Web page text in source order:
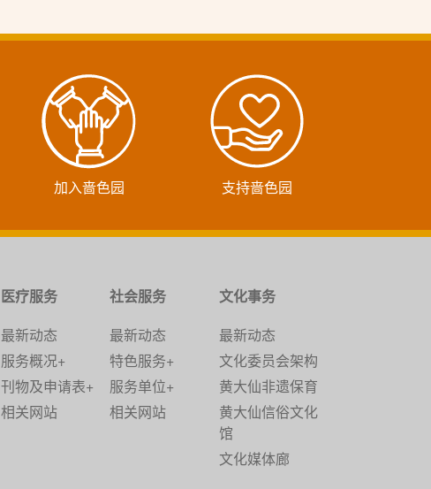
加入啬色园 支持啬色园
医疗服务
最新动态
服务概况+
刊物及申请表+
相关网站
社会服务
最新动态
特色服务+
服务单位+
相关网站
文化事务
最新动态
文化委员会架构
黄大仙非遗保育
黄大仙信俗文化
馆
文化媒体廊